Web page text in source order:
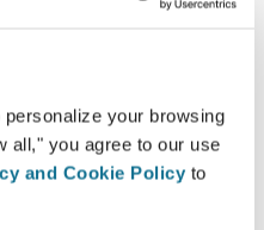
your browsing
all," you agree to our use
and Cookie Policy to
ของคุณจะเป็นความลับ
ป็นส่วนตัว